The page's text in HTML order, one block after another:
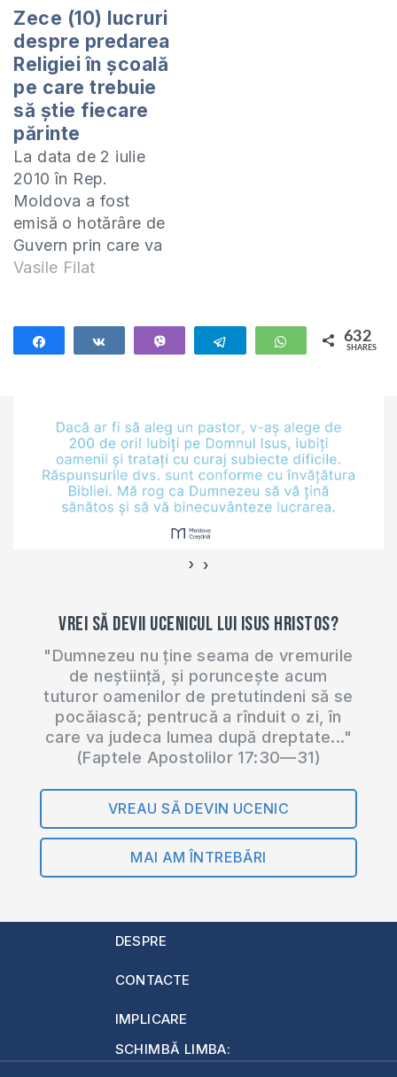
Boghiceni, Alava,
Stăuceni) am găsit
important să plasez
aici adresele la care
pot şi trebuie să se
adreseze părinţii a
căror drepturi sunt
încălcate:Ministerul
Educaţiei,
Tineretului şi
SportuluiLeonid…
Zece (10) lucruri
despre predarea
Religiei în şcoală
pe care trebuie
să ştie fiecare
părinte
La data de 2 iulie
2010 în Rep.
Moldova a fost
emisă o hotărâre de
Guvern prin care va
fi introdusă
începând cu noul an
de învăţământ. Iată
predarea religiei în
şcoală pe care
trebuie să le
cunoască fiecare
părinte:…
Vasile Filat
Telegram WhatsApp
632
SHARES
‹ ›
Vrei să devii ucenicul lui Isus Hristos?
"Dumnezeu nu ține seama de vremurile
de neștiință, și poruncește acum
tuturor oamenilor de pretutindeni să se
pocăiască; pentrucă a rînduit o zi, în
care va judeca lumea după dreptate..."
(Faptele Apostolilor 17:30—31)
VREAU SĂ DEVIN UCENIC
MAI AM ÎNTREBĂRI
DESPRE
CONTACTE
IMPLICARE
SCHIMBĂ LIMBA: